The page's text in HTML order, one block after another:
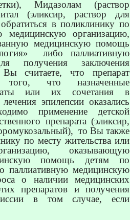
Мидазолам (раствор
(эликсир, раствор для
в поликлинику по
организацию,
медицинскую помощь
либо паллиативную
получения заключения
считаете, что препарат
что назначенные
или их сочетания в
эпилепсии оказались
применение детской
препарата (эликсир,
то Вы также
по месту жительства или
оказывающую
помощь детям по
паллиативную медицинскую
о наличии медицинских
препаратов и получения
в том случае, если